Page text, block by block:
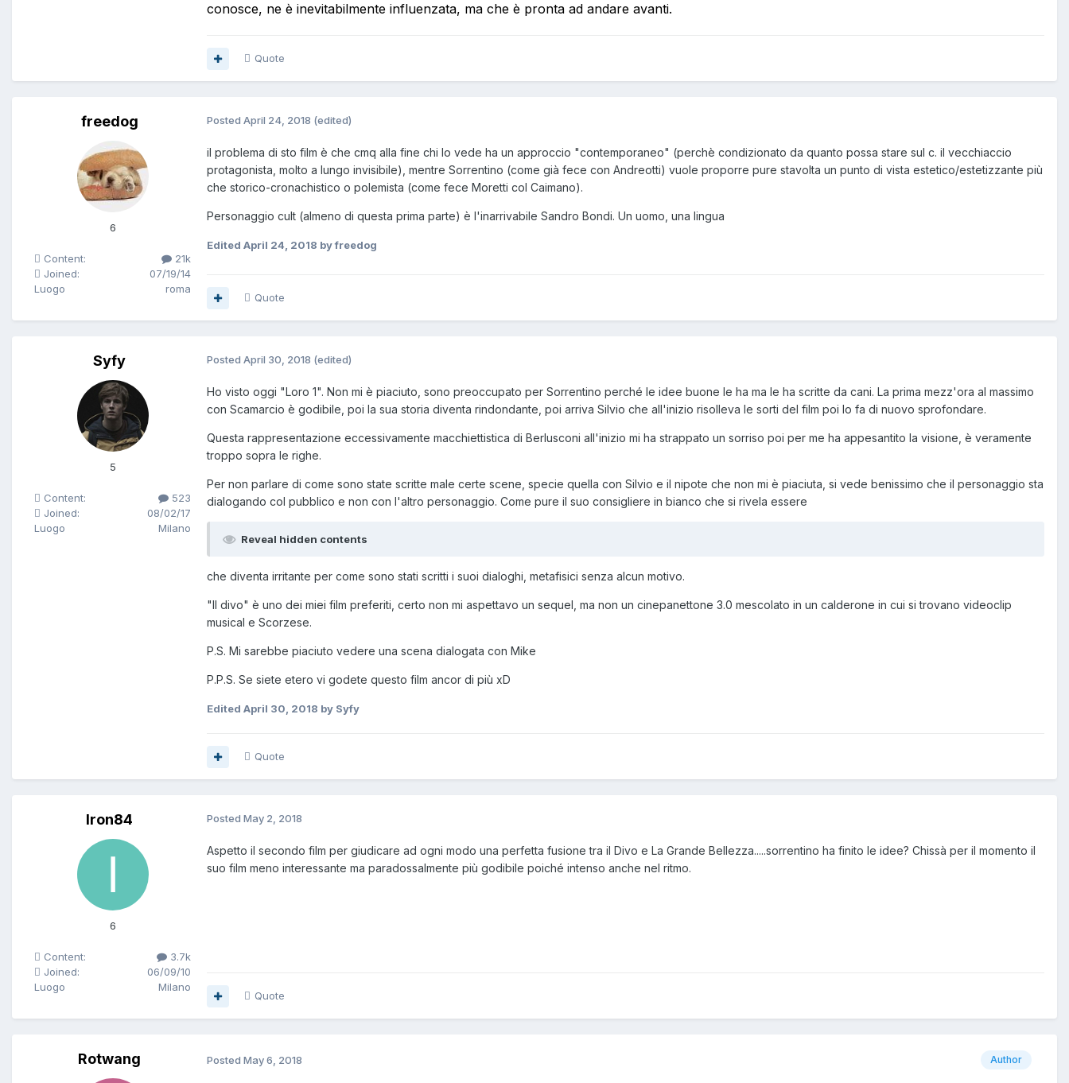
conosce, ne è inevitabilmente influenzata, ma che è pronta ad andare avanti.
Quote
freedog
6
Content:
21k
Joined:
07/19/14
Luogo
roma
Posted April 24, 2018 (edited)
il problema di sto film è che cmq alla fine chi lo vede ha un approccio "contemporaneo" (perchè condizionato da quanto possa stare sul c. il vecchiaccio
protagonista, molto a lungo invisibile), mentre Sorrentino (come già fece con Andreotti) vuole proporre pure stavolta un punto di vista estetico/estetizzante più
che storico-cronachistico o polemista (come fece Moretti col Caimano).
Personaggio cult (almeno di questa prima parte) è l'inarrivabile Sandro Bondi. Un uomo, una lingua
Edited April 24, 2018 by freedog
Quote
Syfy
5
Content:
523
Joined:
08/02/17
Luogo
Milano
Posted April 30, 2018 (edited)
Ho visto oggi "Loro 1". Non mi è piaciuto, sono preoccupato per Sorrentino perché le idee buone le ha ma le ha scritte da cani. La prima mezz'ora al massimo
con Scamarcio è godibile, poi la sua storia diventa rindondante, poi arriva Silvio che all'inizio risolleva le sorti del film poi lo fa di nuovo sprofondare.
Questa rappresentazione eccessivamente macchiettistica di Berlusconi all'inizio mi ha strappato un sorriso poi per me ha appesantito la visione, è veramente
troppo sopra le righe.
Per non parlare di come sono state scritte male certe scene, specie quella con Silvio e il nipote che non mi è piaciuta, si vede benissimo che il personaggio sta
dialogando col pubblico e non con l'altro personaggio. Come pure il suo consigliere in bianco che si rivela essere
Reveal hidden contents
che diventa irritante per come sono stati scritti i suoi dialoghi, metafisici senza alcun motivo.
"Il divo" è uno dei miei film preferiti, certo non mi aspettavo un sequel, ma non un cinepanettone 3.0 mescolato in un calderone in cui si trovano videoclip
musical e Scorzese.
P.S. Mi sarebbe piaciuto vedere una scena dialogata con Mike
P.P.S. Se siete etero vi godete questo film ancor di più xD
Edited April 30, 2018 by Syfy
Quote
Iron84
6
Content:
3.7k
Joined:
06/09/10
Luogo
Milano
Posted May 2, 2018
Aspetto il secondo film per giudicare ad ogni modo una perfetta fusione tra il Divo e La Grande Bellezza.....sorrentino ha finito le idee? Chissà per il momento il
suo film meno interessante ma paradossalmente più godibile poiché intenso anche nel ritmo.
Quote
Rotwang Author
Posted May 6, 2018